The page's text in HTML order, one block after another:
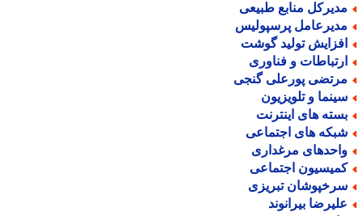
منابع طبیعی
پرسپولیس
تولید گوشت
و فناوری
پورعلی گنجی
و تلویزیون
های اینترنت
های اجتماعی
مرغداری
اجتماعی
تبریزی
بیرانوند